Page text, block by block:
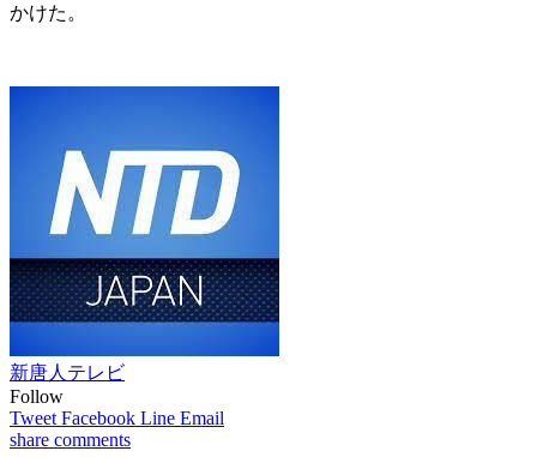
かけた。
新唐人テレビ
Follow
Tweet Facebook Line Email
share comments